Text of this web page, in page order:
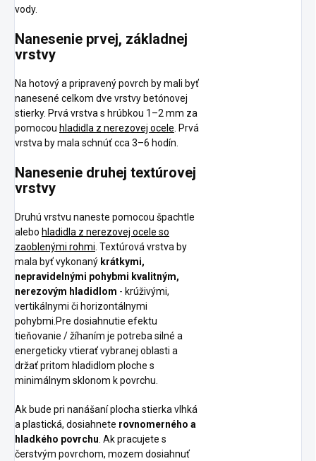
vody.
Nanesenie prvej, základnej
vrstvy
Na hotový a pripravený povrch by mali byť
nanesené celkom dve vrstvy betónovej
stierky. Prvá vrstva s hrúbkou 1–2 mm za
pomocou hladidla z nerezovej ocele . Prvá
vrstva by mala schnúť cca 3–6 hodín.
Nanesenie druhej textúrovej
vrstvy
Druhú vrstvu naneste pomocou špachtle
alebo hladidla z nerezovej ocele so
zaoblenými rohmi . Textúrová vrstva by
mala byť vykonaný krátkymi,
nepravidelnými pohybmi kvalitným,
nerezovým hladidlom - krúživými,
vertikálnymi či horizontálnymi
pohybmi.Pre dosiahnutie efektu
tieňovanie / žíhaním je potreba silné a
energeticky vtierať vybranej oblasti a
držať pritom hladidlom ploche s
minimálnym sklonom k povrchu.
Ak bude pri nanášaní plocha stierka vlhká
a plastická, dosiahnete rovnomerného a
hladkého povrchu . Ak pracujete s
čerstvým povrchom, mozem dosiahnuť